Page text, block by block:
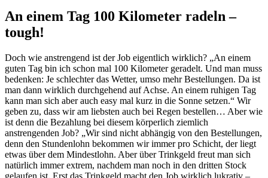
An einem Tag 100 Kilometer radeln –
tough!
Doch wie anstrengend ist der Job eigentlich wirklich? „An einem
guten Tag bin ich schon mal 100 Kilometer geradelt. Und man muss
bedenken: Je schlechter das Wetter, umso mehr Bestellungen. Da ist
man dann wirklich durchgehend auf Achse. An einem ruhigen Tag
kann man sich aber auch easy mal kurz in die Sonne setzen.“ Wir
geben zu, dass wir am liebsten auch bei Regen bestellen… Aber wie
ist denn die Bezahlung bei diesem körperlich ziemlich
anstrengenden Job? „Wir sind nicht abhängig von den Bestellungen,
denn den Stundenlohn bekommen wir immer pro Schicht, der liegt
etwas über dem Mindestlohn. Aber über Trinkgeld freut man sich
natürlich immer extrem, nachdem man noch in den dritten Stock
gelaufen ist. Erst das Trinkgeld macht den Job wirklich lukrativ –